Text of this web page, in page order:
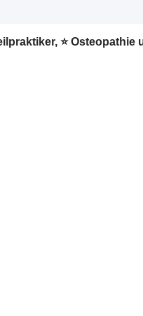
⭐